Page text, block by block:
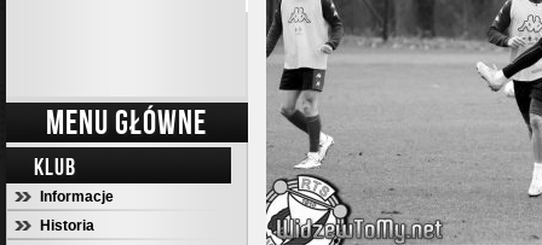
MENU GŁÓWNE
KLUB
Informacje
Historia